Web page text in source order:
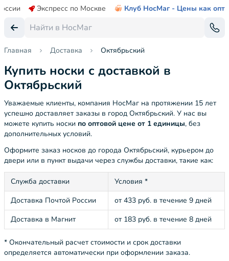
Экспресс по Москве Клуб НосМаг - Цены как опт
Главная Доставка Октябрьский
Купить носки с доставкой в
Октябрьский
Уважаемые клиенты, компания НосМаг на протяжении 15 лет
успешно доставляет заказы в город Октябрьский. У нас вы
можете купить носки по оптовой цене от 1 единицы, без
дополнительных условий.
Оформите заказ носков до города Октябрьский, курьером до
двери или в пункт выдачи через службы доставки, такие как:
Служба доставки
Условия *
Доставка Почтой России
от 433 руб. в течение 9 дней
Доставка в Магнит
от 183 руб. в течение 8 дней
* Окончательный расчет стоимости и срок доставки
определяется автоматически при оформлении заказа.